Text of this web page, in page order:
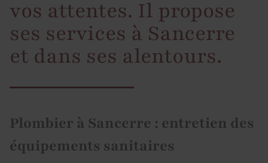
vos attentes. Il propose
ses services à Sancerre
et dans ses alentours.
Plombier à Sancerre : entretien des
équipements sanitaires